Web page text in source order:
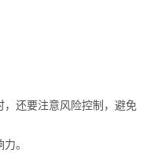
还要注意风险控制，避免
。